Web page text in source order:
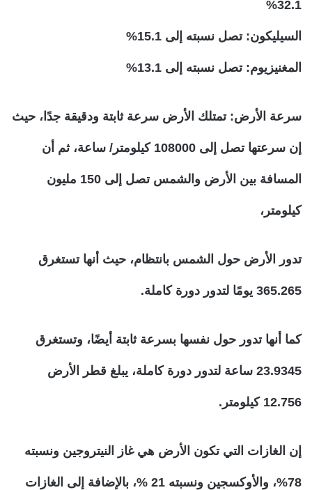
32.1%
السيليكون: تصل نسبته إلى 15.1%
المغنيزيوم: تصل نسبته إلى 13.1%
سرعة الأرض: تمتلك الأرض سرعة ثابتة ودقيقة جدًا، حيث
إن سرعتها تصل إلى 108000 كيلومتر/ ساعة، ثم أن
المسافة بين الأرض والشمس تصل إلى 150 مليون
كيلومتر،
تدور الأرض حول الشمس بانتظام، حيث أنها تستغرق
365.265 يومًا لتدور دورة كاملة.
كما أنها تدور حول نفسها بسرعة ثابتة أيضًا، وتستغرق
23.9345 ساعة لتدور دورة كاملة، يبلغ قطر الأرض
12.756 كيلومتر.
إن الغازات التي تكون الأرض هي غاز النيتروجين ونسبته
78%، والأوكسجين ونسبته 21 %، بالإضافة إلى الغازات